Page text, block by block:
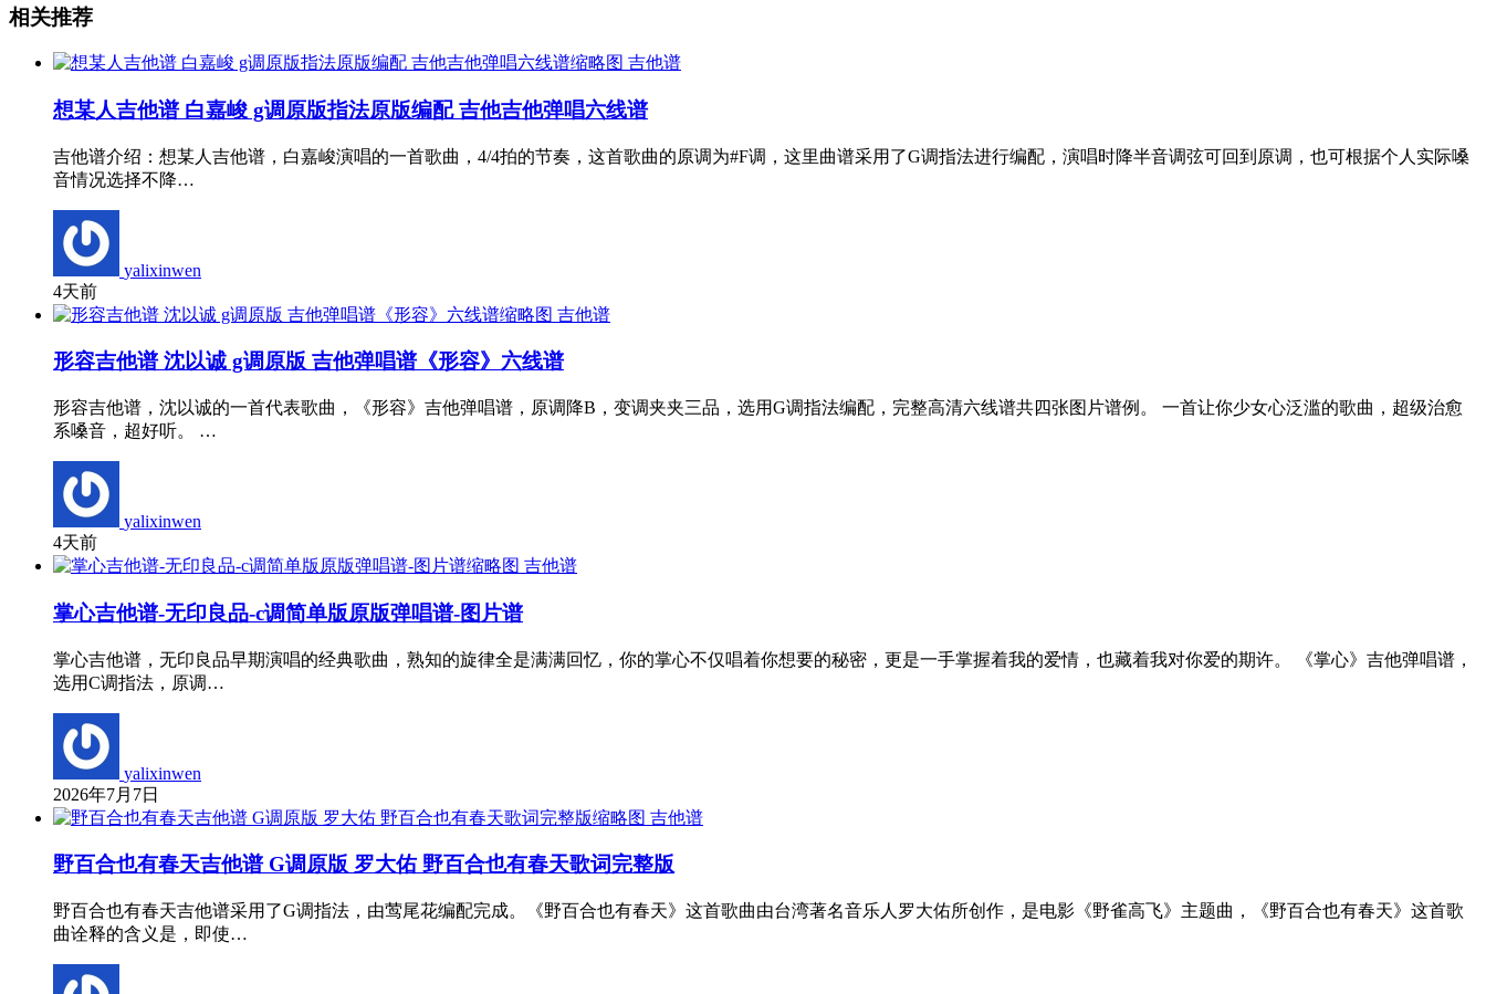
相关推荐
吉他谱
想某人吉他谱 白嘉峻 g调原版指法原版编配 吉他吉他弹唱六线谱
吉他谱介绍：想某人吉他谱，白嘉峻演唱的一首歌曲，4/4拍的节奏，这首歌曲的原调为#F调，这里曲谱采用了G调指法进行编配，演唱时降半音调弦可回到原调，也可根据个人实际嗓
音情况选择不降…
yalixinwen
4天前
吉他谱
形容吉他谱 沈以诚 g调原版 吉他弹唱谱《形容》六线谱
形容吉他谱，沈以诚的一首代表歌曲，《形容》吉他弹唱谱，原调降B，变调夹夹三品，选用G调指法编配，完整高清六线谱共四张图片谱例。 一首让你少女心泛滥的歌曲，超级治愈
系嗓音，超好听。 …
yalixinwen
4天前
吉他谱
掌心吉他谱-无印良品-c调简单版原版弹唱谱-图片谱
掌心吉他谱，无印良品早期演唱的经典歌曲，熟知的旋律全是满满回忆，你的掌心不仅唱着你想要的秘密，更是一手掌握着我的爱情，也藏着我对你爱的期许。 《掌心》吉他弹唱谱，
选用C调指法，原调…
yalixinwen
2026年7月7日
吉他谱
野百合也有春天吉他谱 G调原版 罗大佑 野百合也有春天歌词完整版
野百合也有春天吉他谱采用了G调指法，由莺尾花编配完成。《野百合也有春天》这首歌曲由台湾著名音乐人罗大佑所创作，是电影《野雀高飞》主题曲，《野百合也有春天》这首歌
曲诠释的含义是，即使…